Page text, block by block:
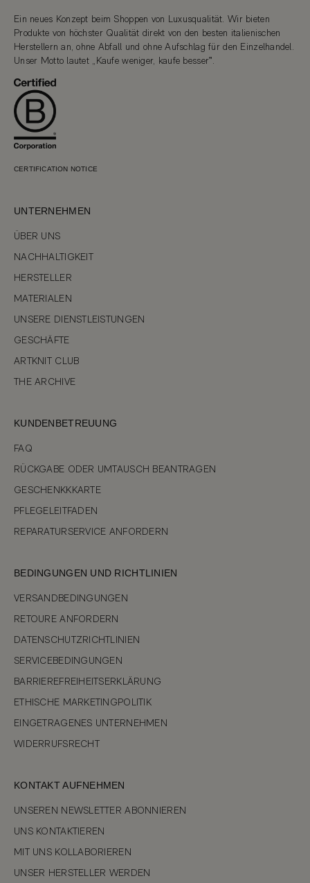
Ein neues Konzept beim Shoppen von Luxusqualität. Wir bieten
Produkte von höchster Qualität direkt von den besten italienischen
Herstellern an, ohne Abfall und ohne Aufschlag für den Einzelhandel.
Unser Motto lautet „Kaufe weniger, kaufe besser‟.
CERTIFICATION NOTICE
UNTERNEHMEN
ÜBER UNS
NACHHALTIGKEIT
HERSTELLER
MATERIALEN
UNSERE DIENSTLEISTUNGEN
GESCHÄFTE
ARTKNIT CLUB
THE ARCHIVE
KUNDENBETREUUNG
FAQ
RÜCKGABE ODER UMTAUSCH BEANTRAGEN
GESCHENKKKARTE
PFLEGELEITFADEN
REPARATURSERVICE ANFORDERN
BEDINGUNGEN UND RICHTLINIEN
VERSANDBEDINGUNGEN
RETOURE ANFORDERN
DATENSCHUTZRICHTLINIEN
SERVICEBEDINGUNGEN
BARRIEREFREIHEITSERKLÄRUNG
ETHISCHE MARKETINGPOLITIK
EINGETRAGENES UNTERNEHMEN
WIDERRUFSRECHT
KONTAKT AUFNEHMEN
UNSEREN NEWSLETTER ABONNIEREN
UNS KONTAKTIEREN
MIT UNS KOLLABORIEREN
UNSER HERSTELLER WERDEN